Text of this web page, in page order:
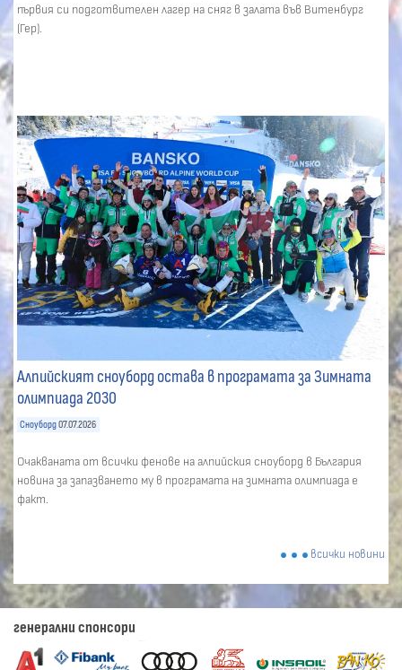
първия си подготвителен лагер на сняг в залата във Витенбург
(Гер).
Алпийският сноуборд остава в програмата за Зимната
олимпиада 2030
Сноуборд 07.07.2026
Очакваната от всички фенове на алпийския сноуборд в България
новина за запазването му в програмата на зимната олимпиада е
факт.
всички новини
генерални спонсори